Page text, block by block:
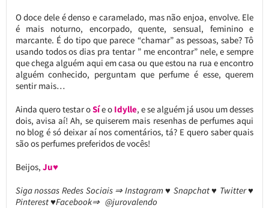
O doce dele é denso e caramelado, mas não enjoa, envolve. Ele
é mais noturno, encorpado, quente, sensual, feminino e
marcante. É do tipo que parece “chamar” as pessoas, sabe? Tô
usando todos os dias pra tentar ” me encontrar” nele, e sempre
que chega alguém aqui em casa ou que estou na rua e encontro
alguém conhecido, perguntam que perfume é esse, querem
sentir mais…
Ainda quero testar oSíe o Idylle, e se alguém já usou um desses
dois, avisa aí! Ah, se quiserem mais resenhas de perfumes aqui
no blog é só deixar aí nos comentários, tá? E quero saber quais
são os perfumes preferidos de vocês!
Beijos, Ju♥
Siga nossas Redes Sociais ⇒ Instagram ♥ Snapchat ♥ Twitter ♥
Pinterest ♥Facebook⇒ @jurovalendo